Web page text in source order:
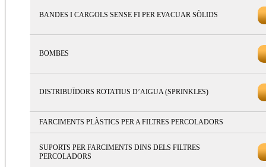
BANDES I CARGOLS SENSE FI PER EVACUAR SÒLIDS
BOMBES
DISTRIBUÏDORS ROTATIUS D’AIGUA (SPRINKLES)
FARCIMENTS PLÀSTICS PER A FILTRES PERCOLADORS
SUPORTS PER FARCIMENTS DINS DELS FILTRES
PERCOLADORS